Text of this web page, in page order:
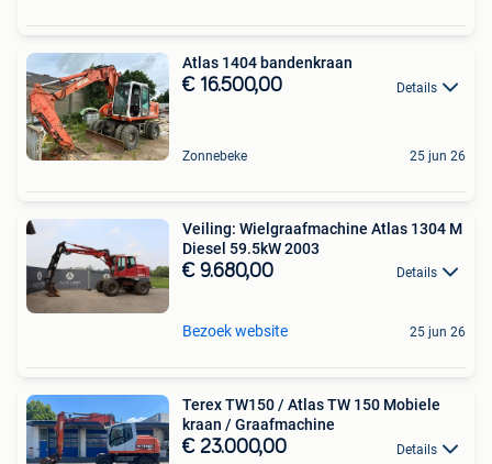
Atlas 1404 bandenkraan
€ 16.500,00 Details
Zonnebeke 25 jun 26
Veiling: Wielgraafmachine Atlas 1304 M
Diesel 59.5kW 2003
€ 9.680,00 Details
Bezoek website 25 jun 26
Terex TW150 / Atlas TW 150 Mobiele
kraan / Graafmachine
€ 23.000,00 Details